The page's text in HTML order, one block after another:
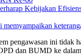
Kebijakan
pengawasan ini tidak
dan BUMD ke